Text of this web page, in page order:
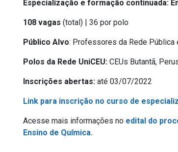
Especialização e formação continuada:
108 vagas (total) | 36 por polo
Público Alvo: Professores da Rede Pública
Polos da Rede UniCEU: CEUs Butantã,
Inscrições abertas: até 03/07/2022
Link para inscrição no curso de
Acesse mais informações no edital do
Ensino de Química.